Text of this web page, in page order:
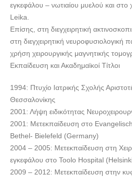
εγκεφάλου – νωτιαίου μυελού και στο
Leika.
Επίσης, στη διεγχειρητική
στη διεγχειρητική νευροφυσιολογική
χρήση χειρουργικής μαγνητικής
Εκπαίδευση και Ακαδημαϊκοί Τίτλοι
1994: Πτυχίο Ιατρικής Σχολής
Θεσσαλονίκης
2001: Λήψη ειδικότητας
2001: Μετεκπαίδευση στο
Bethel- Bielefeld (Germany)
2004 – 2005: Μετεκπαίδευση στη
εγκεφάλου στο Toolo Hospital
2009 – 2012: Μετεκπαίδευση στην